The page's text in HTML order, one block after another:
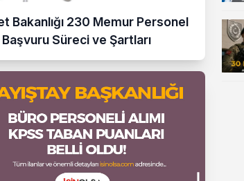
Bakanlığı 230 Memur Personel
Başvuru Süreci ve Şartları